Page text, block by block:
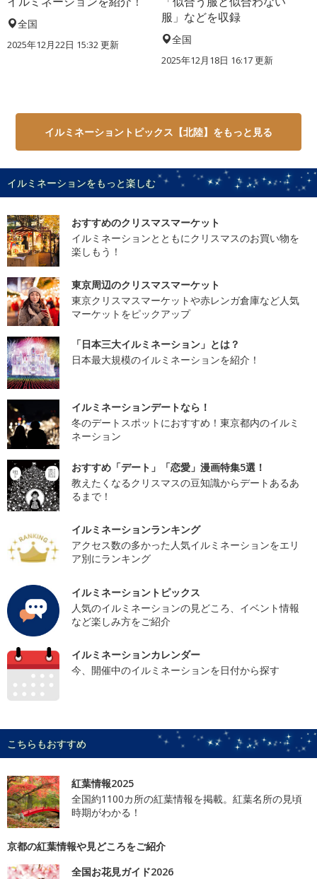
全国
2025年12月22日 15:32 更新
服」などを収録
全国
2025年12月18日 16:17 更新
イルミネーショントピックス【北陸】をもっと見る
イルミネーションをもっと楽しむ
おすすめのクリスマスマーケット
イルミネーションとともにクリスマスのお買い物を
楽しもう！
東京周辺のクリスマスマーケット
東京クリスマスマーケットや赤レンガ倉庫など人気
マーケットをピックアップ
「日本三大イルミネーション」とは？
日本最大規模のイルミネーションを紹介！
イルミネーションデートなら！
冬のデートスポットにおすすめ！東京都内のイルミ
ネーション
おすすめ「デート」「恋愛」漫画特集5選！
教えたくなるクリスマスの豆知識からデートあるあ
るまで！
イルミネーションランキング
アクセス数の多かった人気イルミネーションをエリ
ア別にランキング
イルミネーショントピックス
人気のイルミネーションの見どころ、イベント情報
など楽しみ方をご紹介
イルミネーションカレンダー
今、開催中のイルミネーションを日付から探す
こちらもおすすめ
紅葉情報2025
全国約1100カ所の紅葉情報を掲載。紅葉名所の見頃
時期がわかる！
京都の紅葉情報や見どころをご紹介
全国お花見ガイド2026